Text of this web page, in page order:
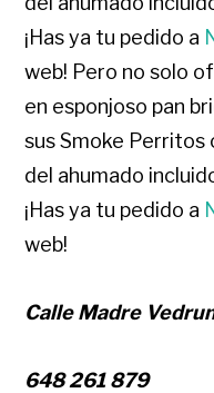
¡Has ya tu pedido a
web! Pero no solo
en esponjoso pan
sus Smoke Perritos
del ahumado
¡Has ya tu pedido a
web!
Calle Madre
648 261 879